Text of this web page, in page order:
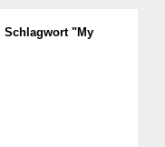
Schlagwort "my